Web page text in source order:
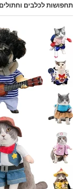
תחפושות לכלבים